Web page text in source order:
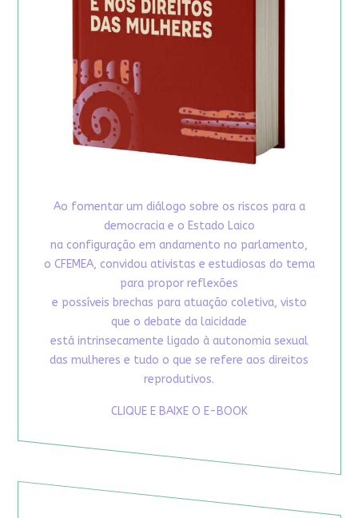
Ao fomentar um diálogo sobre os riscos para a
democracia e o Estado Laico
na configuração em andamento no parlamento,
o CFEMEA, convidou ativistas e estudiosas do tema
para propor reflexões
e possíveis brechas para atuação coletiva, visto
que o debate da laicidade
está intrinsecamente ligado à autonomia sexual
das mulheres e tudo o que se refere aos direitos
reprodutivos.
CLIQUE E BAIXE O E-BOOK